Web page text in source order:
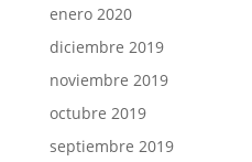
enero 2020
diciembre 2019
noviembre 2019
octubre 2019
septiembre 2019